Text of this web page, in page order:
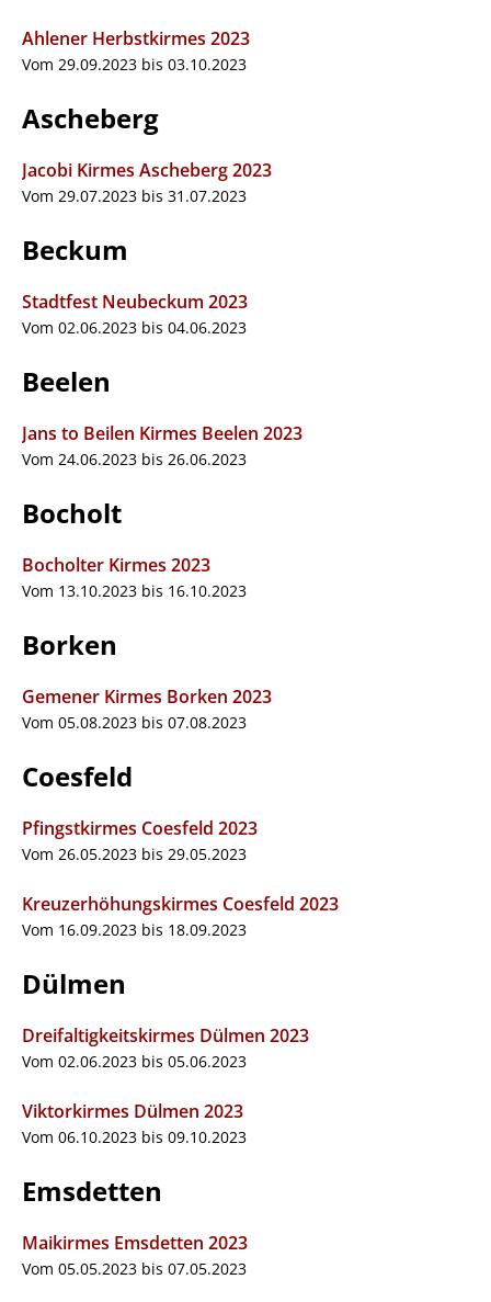
Ahlener Herbstkirmes 2023
Vom 29.09.2023 bis 03.10.2023
Ascheberg
Jacobi Kirmes Ascheberg 2023
Vom 29.07.2023 bis 31.07.2023
Beckum
Stadtfest Neubeckum 2023
Vom 02.06.2023 bis 04.06.2023
Beelen
Jans to Beilen Kirmes Beelen 2023
Vom 24.06.2023 bis 26.06.2023
Bocholt
Bocholter Kirmes 2023
Vom 13.10.2023 bis 16.10.2023
Borken
Gemener Kirmes Borken 2023
Vom 05.08.2023 bis 07.08.2023
Coesfeld
Pfingstkirmes Coesfeld 2023
Vom 26.05.2023 bis 29.05.2023
Kreuzerhöhungskirmes Coesfeld 2023
Vom 16.09.2023 bis 18.09.2023
Dülmen
Dreifaltigkeitskirmes Dülmen 2023
Vom 02.06.2023 bis 05.06.2023
Viktorkirmes Dülmen 2023
Vom 06.10.2023 bis 09.10.2023
Emsdetten
Maikirmes Emsdetten 2023
Vom 05.05.2023 bis 07.05.2023